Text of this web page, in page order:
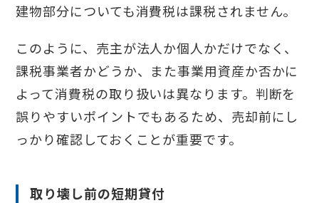
建物部分についても消費税は課税されません。
このように、売主が法人か個人かだけでなく、
課税事業者かどうか、また事業用資産か否かに
よって消費税の取り扱いは異なります。判断を
誤りやすいポイントでもあるため、売却前にし
っかり確認しておくことが重要です。
取り壊し前の短期貸付